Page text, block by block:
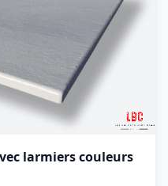
larmiers couleurs